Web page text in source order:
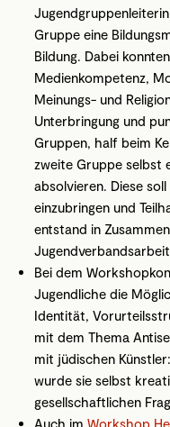
Gruppe eine
Bildung. Dabei
Medienkompetenz,
Meinungs- und
Unterbringung und
Gruppen, half beim
zweite Gruppe selbst
absolvieren. Diese
einzubringen und
entstand in
Bei dem
Jugendliche die
Identität,
mit dem Thema
mit jüdischen
wurde sie selbst
gesellschaftlichen
Auch im Workshop